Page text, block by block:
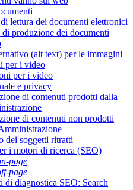
lettura dei documenti elettronici
produzione dei documenti
(alt text) per le immagini
per i video
per i video
e privacy
di contenuti prodotti dalla
di contenuti non prodotti
dei soggetti ritratti
i motori di ricerca (SEO)
page
page
di diagnostica SEO: Search